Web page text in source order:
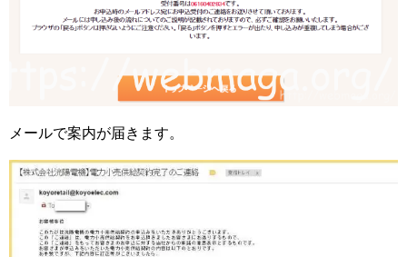
メールで案内が届きます。